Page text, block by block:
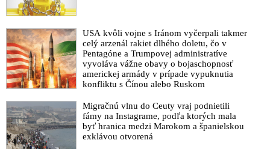
USA kvôli vojne s Iránom vyčerpali takmer
celý arzenál rakiet dlhého doletu, čo v
Pentagóne a Trumpovej administratíve
vyvoláva vážne obavy o bojaschopnosť
americkej armády v prípade vypuknutia
konfliktu s Čínou alebo Ruskom
Migračnú vlnu do Ceuty vraj podnietili
fámy na Instagrame, podľa ktorých mala
byť hranica medzi Marokom a španielskou
exklávou otvorená